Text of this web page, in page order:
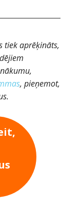
tiek aprēķināts,
, pieņemot,